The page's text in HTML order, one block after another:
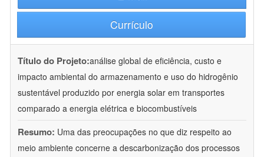
Currículo
Título do Projeto:análise global de eficiência, custo e
impacto ambiental do armazenamento e uso do hidrogênio
sustentável produzido por energia solar em transportes
comparado a energia elétrica e biocombustíveis
Resumo: Uma das preocupações no que diz respeito ao
meio ambiente concerne a descarbonização dos processos